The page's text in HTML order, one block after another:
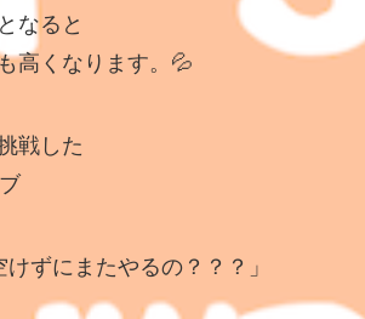
なると
高くなります。💦
戦した
けずにまたやるの？？？」